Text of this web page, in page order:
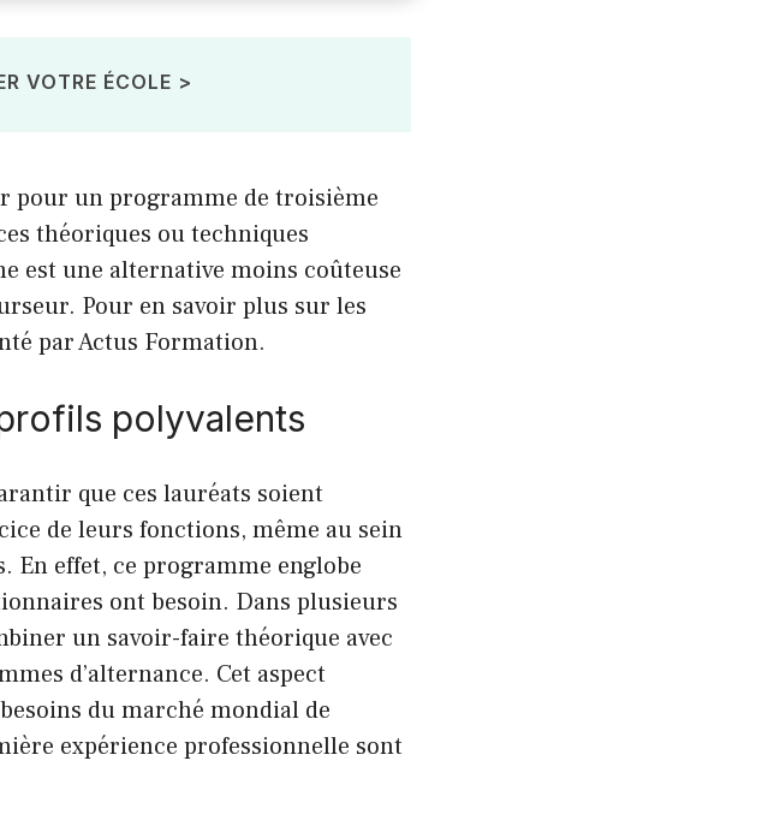
ON VOUS AIDE À TROUVER VOTRE ÉCOLE >
pour un programme de troisième
théoriques ou techniques
est une alternative moins coûteuse
Pour en savoir plus sur les
par Actus Formation.
polyvalents
que ces lauréats soient
de leurs fonctions, même au sein
En effet, ce programme englobe
ont besoin. Dans plusieurs
un savoir-faire théorique avec
d’alternance. Cet aspect
du marché mondial de
expérience professionnelle sont